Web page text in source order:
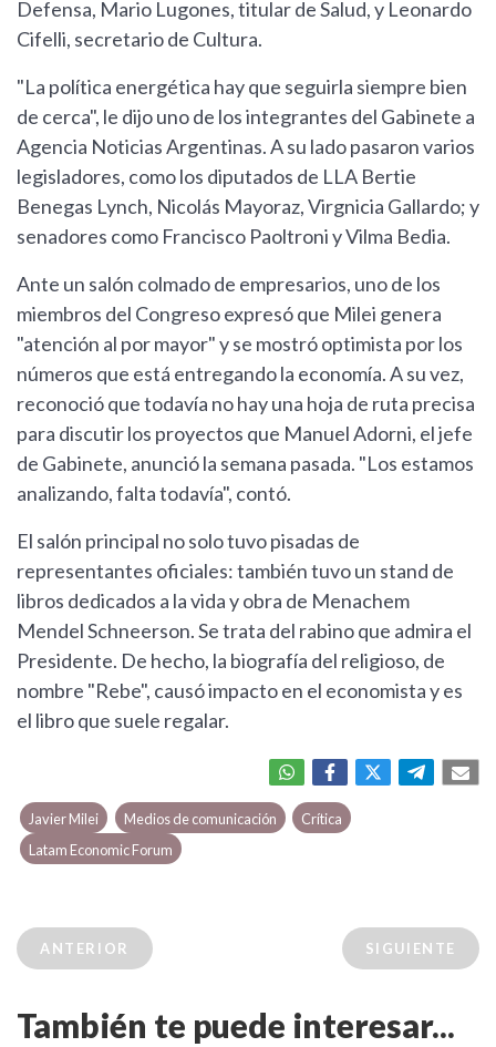
Defensa, Mario Lugones, titular de Salud, y Leonardo
Cifelli, secretario de Cultura.
"La política energética hay que seguirla siempre bien
de cerca", le dijo uno de los integrantes del Gabinete a
Agencia Noticias Argentinas. A su lado pasaron varios
legisladores, como los diputados de LLA Bertie
Benegas Lynch, Nicolás Mayoraz, Virgnicia Gallardo; y
senadores como Francisco Paoltroni y Vilma Bedia.
Ante un salón colmado de empresarios, uno de los
miembros del Congreso expresó que Milei genera
"atención al por mayor" y se mostró optimista por los
números que está entregando la economía. A su vez,
reconoció que todavía no hay una hoja de ruta precisa
para discutir los proyectos que Manuel Adorni, el jefe
de Gabinete, anunció la semana pasada. "Los estamos
analizando, falta todavía", contó.
El salón principal no solo tuvo pisadas de
representantes oficiales: también tuvo un stand de
libros dedicados a la vida y obra de Menachem
Mendel Schneerson. Se trata del rabino que admira el
Presidente. De hecho, la biografía del religioso, de
nombre "Rebe", causó impacto en el economista y es
el libro que suele regalar.
Javier Milei Medios de comunicación
Crítica
Latam Economic Forum
ANTERIOR SIGUIENTE
También te puede interesar...